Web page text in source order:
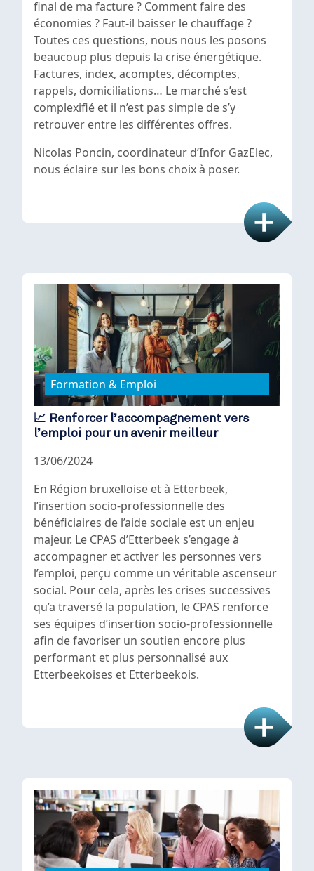
final de ma facture ? Comment faire des
économies ? Faut-il baisser le chauffage ?
Toutes ces questions, nous nous les posons
beaucoup plus depuis la crise énergétique.
Factures, index, acomptes, décomptes,
rappels, domiciliations… Le marché s’est
complexifié et il n’est pas simple de s’y
retrouver entre les différentes offres.
Nicolas Poncin, coordinateur d’Infor GazElec,
nous éclaire sur les bons choix à poser.
Formation & Emploi
📈 Renforcer l’accompagnement vers
l’emploi pour un avenir meilleur
13/06/2024
En Région bruxelloise et à Etterbeek,
l’insertion socio-professionnelle des
bénéficiaires de l’aide sociale est un enjeu
majeur. Le CPAS d’Etterbeek s’engage à
accompagner et activer les personnes vers
l’emploi, perçu comme un véritable ascenseur
social. Pour cela, après les crises successives
qu’a traversé la population, le CPAS renforce
ses équipes d’insertion socio-professionnelle
afin de favoriser un soutien encore plus
performant et plus personnalisé aux
Etterbeekoises et Etterbeekois.